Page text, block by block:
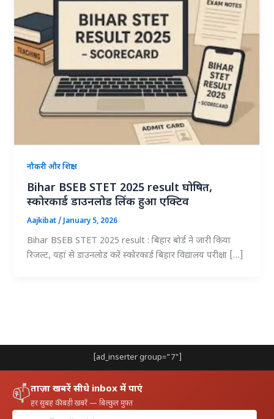
नौकरी और शिक्षा
Bihar BSEB STET 2025 result घोषित,
स्कोरकार्ड डाउनलोड लिंक हुआ एक्टिव
Aajkibat/January 5, 2026
Bihar BSEB STET 2025 result : बिहार बोर्ड ने जारी किया
रिजल्ट, यहां से डाउनलोड करें स्कोरकार्ड बिहार विद्यालय परीक्षा […]
[ad_inserter group="7"]
📫ताज़ा खबरें सीधे inbox में पाएं
हर सुबह की बड़ी खबरें — बिल्कुल मुफ़्त